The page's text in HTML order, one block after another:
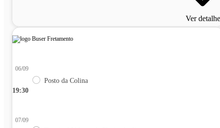
Ver
19:30
06/09
Posto da Colina
07/09